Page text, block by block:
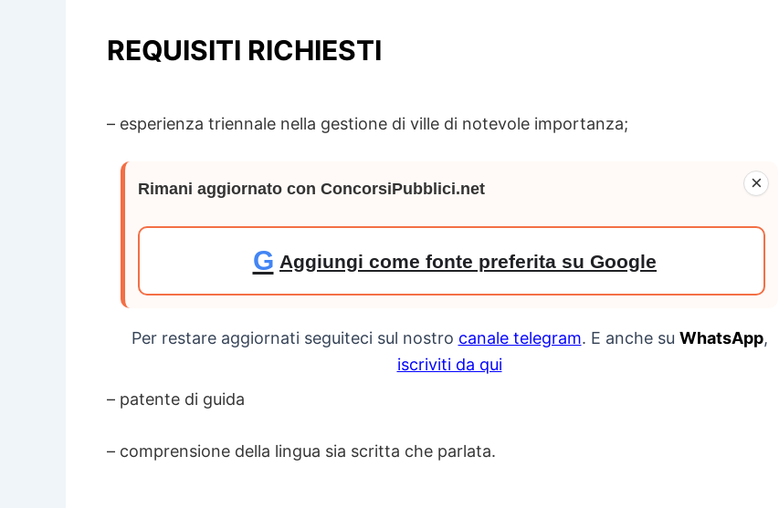
REQUISITI RICHIESTI
– esperienza triennale nella gestione di ville di notevole importanza;
×
Rimani aggiornato con ConcorsiPubblici.net
G Aggiungi come fonte preferita su Google
Per restare aggiornati seguiteci sul nostro canale telegram. E anche su WhatsApp,
iscriviti da qui
– patente di guida
– comprensione della lingua sia scritta che parlata.